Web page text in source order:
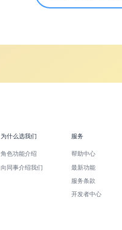
为什么选我们
角色功能介绍
向同事介绍我们
服务
帮助中心
最新功能
服务条款
开发者中心